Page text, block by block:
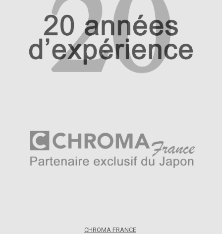
CHROMA FRANCE